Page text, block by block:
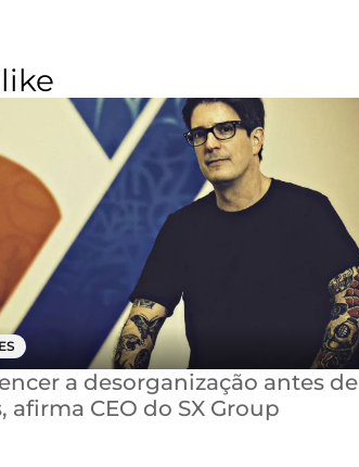
a desorganização antes de
CEO do SX Group